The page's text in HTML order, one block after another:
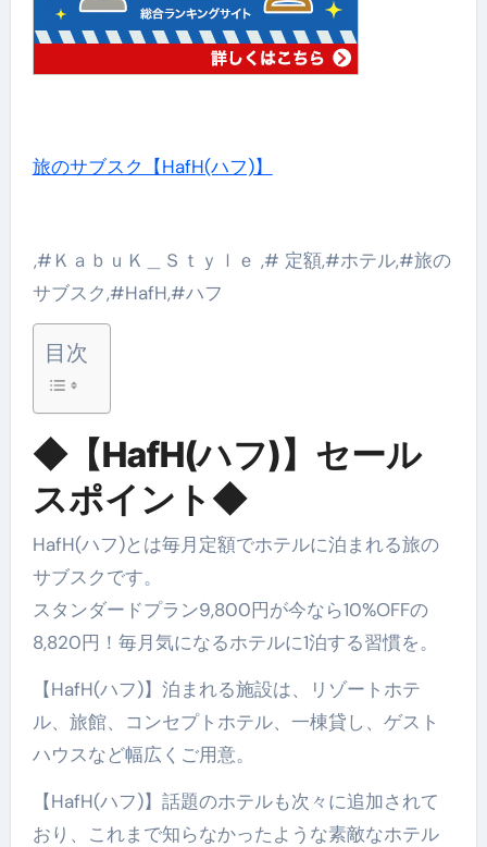
旅のサブスク【HafH(ハフ)】
,#ＫａｂｕＫ＿Ｓｔｙｌｅ ,# 定額,#ホテル,#旅の
サブスク,#HafH,#ハフ
目次
◆【HafH(ハフ)】セール
スポイント◆
HafH(ハフ)とは毎月定額でホテルに泊まれる旅の
サブスクです。
スタンダードプラン9,800円が今なら10%OFFの
8,820円！毎月気になるホテルに1泊する習慣を。
【HafH(ハフ)】泊まれる施設は、リゾートホテ
ル、旅館、コンセプトホテル、一棟貸し、ゲスト
ハウスなど幅広くご用意。
【HafH(ハフ)】話題のホテルも次々に追加されて
おり、これまで知らなかったような素敵なホテル